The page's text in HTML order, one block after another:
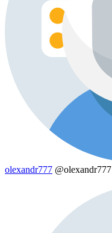
olexandr777 @olexandr777